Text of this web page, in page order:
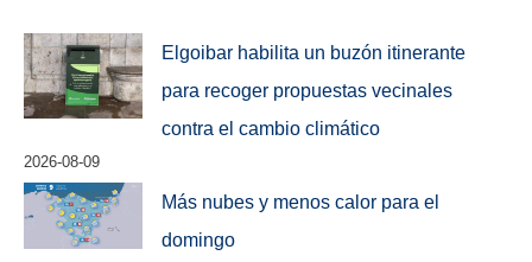
Elgoibar habilita un buzón itinerante
para recoger propuestas vecinales
contra el cambio climático
2026-08-09
Más nubes y menos calor para el
domingo